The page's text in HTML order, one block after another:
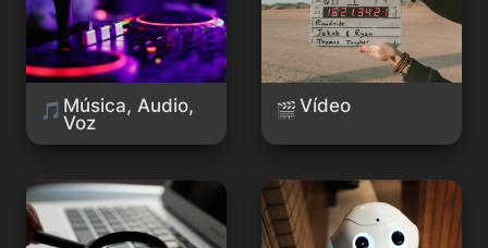
🎵 Música, Audio,
Voz
🎬 Vídeo
Buscador Asistente